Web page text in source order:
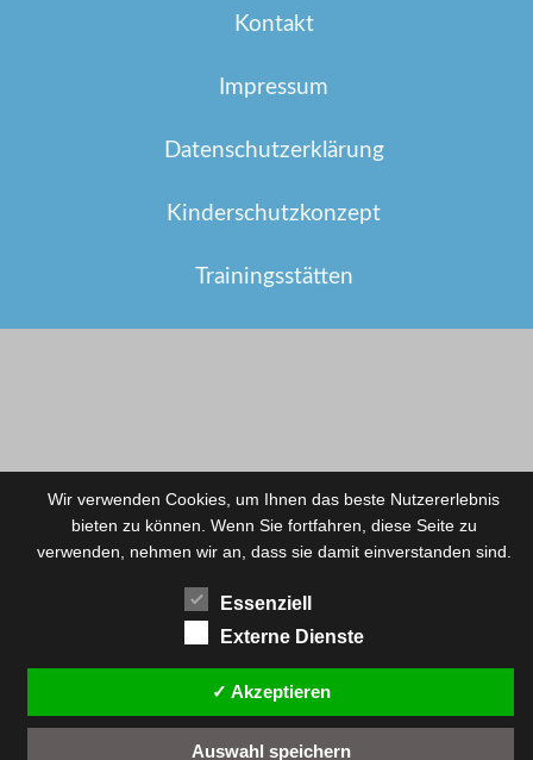
Kontakt
Impressum
Datenschutzerklärung
Kinderschutzkonzept
Trainingsstätten
Wir verwenden Cookies, um Ihnen das beste Nutzererlebnis
bieten zu können. Wenn Sie fortfahren, diese Seite zu
verwenden, nehmen wir an, dass sie damit einverstanden sind.
Essenziell
Externe Dienste
✓ Akzeptieren
Auswahl speichern